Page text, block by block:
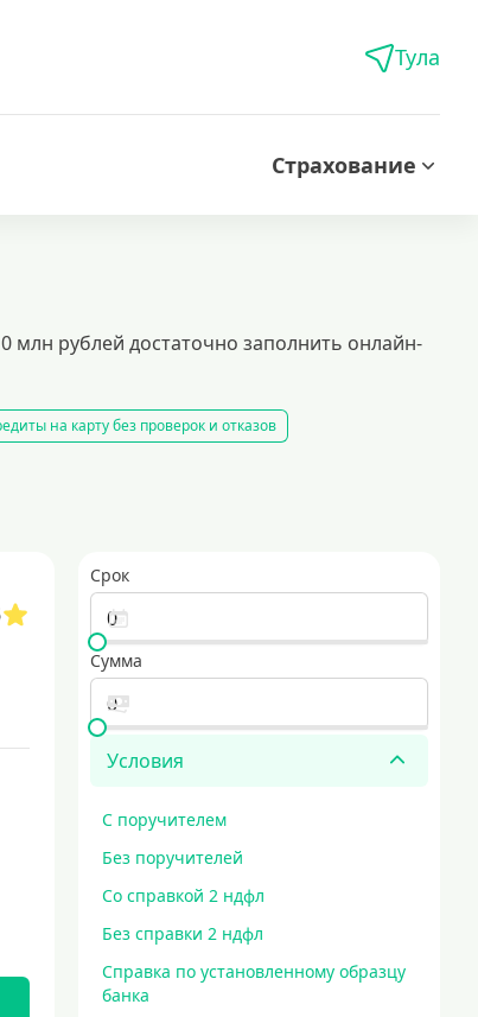
Тула
Страхование
млн рублей достаточно заполнить онлайн-
на карту без проверок и отказов
для любых ваших потребностей
срочный кредит
Срок
Сумма
Условия
С поручителем
Без поручителей
Со справкой 2 ндфл
Без справки 2 ндфл
Справка по установленному образцу
банка